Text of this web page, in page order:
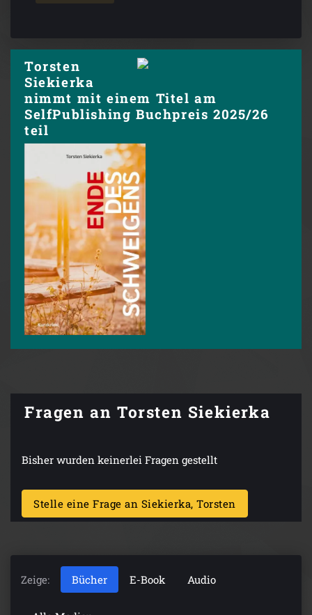
Torsten
Siekierka
nimmt mit einem Titel am
SelfPublishing Buchpreis 2025/26
teil
Fragen an Torsten Siekierka
Bisher wurden keinerlei Fragen gestellt
Stelle eine Frage an Siekierka, Torsten
Zeige: Bücher E-Book Audio